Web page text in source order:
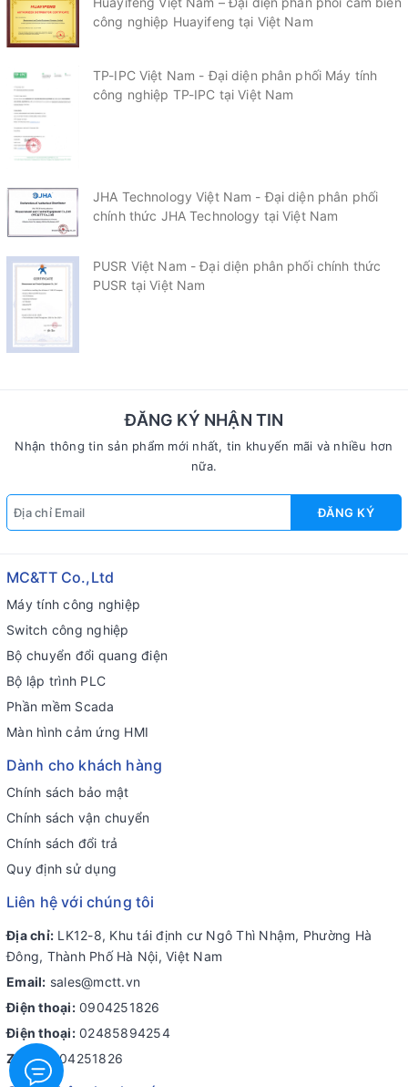
công nghiệp Huayifeng tại Việt Nam
TP-IPC Việt Nam - Đại diện phân phối Máy tính
công nghiệp TP-IPC tại Việt Nam
JHA Technology Việt Nam - Đại diện phân phối
chính thức JHA Technology tại Việt Nam
PUSR Việt Nam - Đại diện phân phối chính thức
PUSR tại Việt Nam
ĐĂNG KÝ NHẬN TIN
Nhận thông tin sản phẩm mới nhất, tin khuyến mãi và nhiều hơn
nữa.
ĐĂNG KÝ
MC&TT Co.,Ltd
Máy tính công nghiệp
Switch công nghiệp
Bộ chuyển đổi quang điện
Bộ lập trình PLC
Phần mềm Scada
Màn hình cảm ứng HMI
Dành cho khách hàng
Chính sách bảo mật
Chính sách vận chuyển
Chính sách đổi trả
Quy định sử dụng
Liên hệ với chúng tôi
Địa chỉ: LK12-8, Khu tái định cư Ngô Thì Nhậm, Phường Hà
Đông, Thành Phố Hà Nội, Việt Nam
Email: sales@mctt.vn
Điện thoại: 0904251826
Điện thoại: 02485894254
Zalo: 0904251826